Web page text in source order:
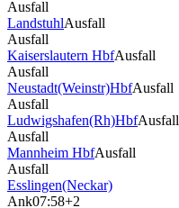
Ausfall
LandstuhlAusfall
Ausfall
Kaiserslautern HbfAusfall
Ausfall
Neustadt(Weinstr)HbfAusfall
Ausfall
Ludwigshafen(Rh)HbfAusfall
Ausfall
Mannheim HbfAusfall
Ausfall
Esslingen(Neckar)
Ank07:58+2